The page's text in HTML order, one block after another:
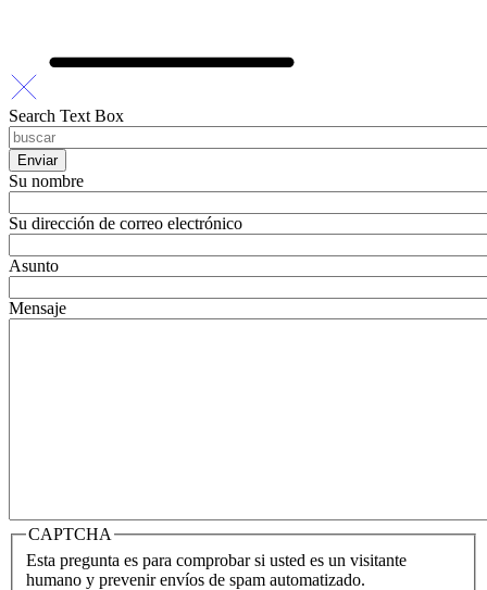
Search Text Box
Su nombre
Su dirección de correo electrónico
Asunto
Mensaje
CAPTCHA
Esta pregunta es para comprobar si usted es un visitante
humano y prevenir envíos de spam automatizado.